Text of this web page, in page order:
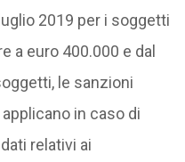
2019 per i soggetti
a euro 400.000 e dal
le sanzioni
in caso di
relativi ai